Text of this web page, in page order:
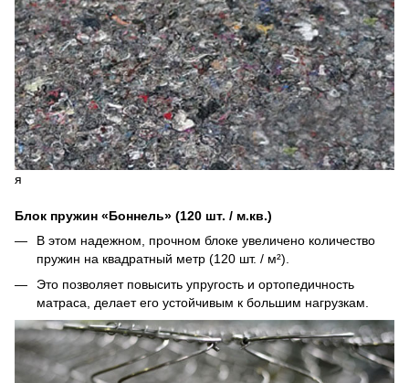
я
Блок пружин «Боннель» (120 шт. / м.кв.)
В этом надежном, прочном блоке увеличено количество
пружин на квадратный метр (120 шт. / м²).
Это позволяет повысить упругость и ортопедичность
матраса, делает его устойчивым к большим нагрузкам.